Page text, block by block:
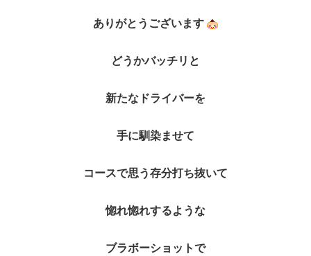
ありがとうございます
どうかバッチリと
新たなドライバーを
手に馴染ませて
コースで思う存分打ち抜いて
惚れ惚れするような
ブラボーショットで